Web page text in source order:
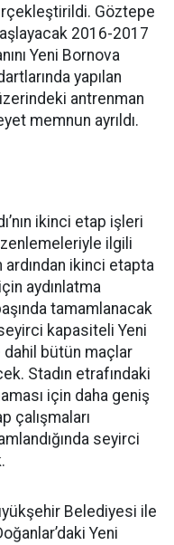
Göztepe
2016-2017
Yeni Bornova
yapılan
antrenman
memnun ayrıldı.
ikinci etap işleri
ilgili
ardından ikinci etapta
aydınlatma
tamamlanacak
kapasiteli Yeni
dahil bütün maçlar
Stadın etrafındaki
için daha geniş
çalışmaları
seyirci
Belediyesi ile
Yeni